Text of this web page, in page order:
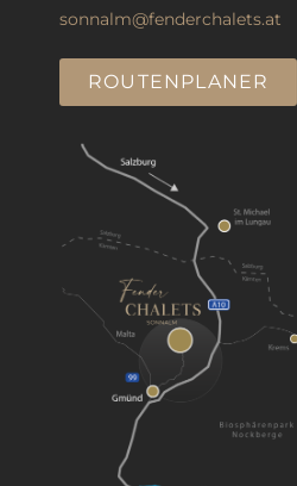
sonnalm@fenderchalets.at
ROUTENPLANER